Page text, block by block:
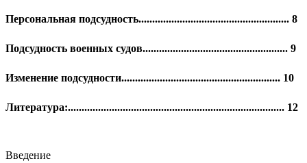
Персональная подсудность....................................................... 8
Подсудность военных судов..................................................... 9
Изменение подсудности.......................................................... 10
Литература:............................................................................... 12
Введение